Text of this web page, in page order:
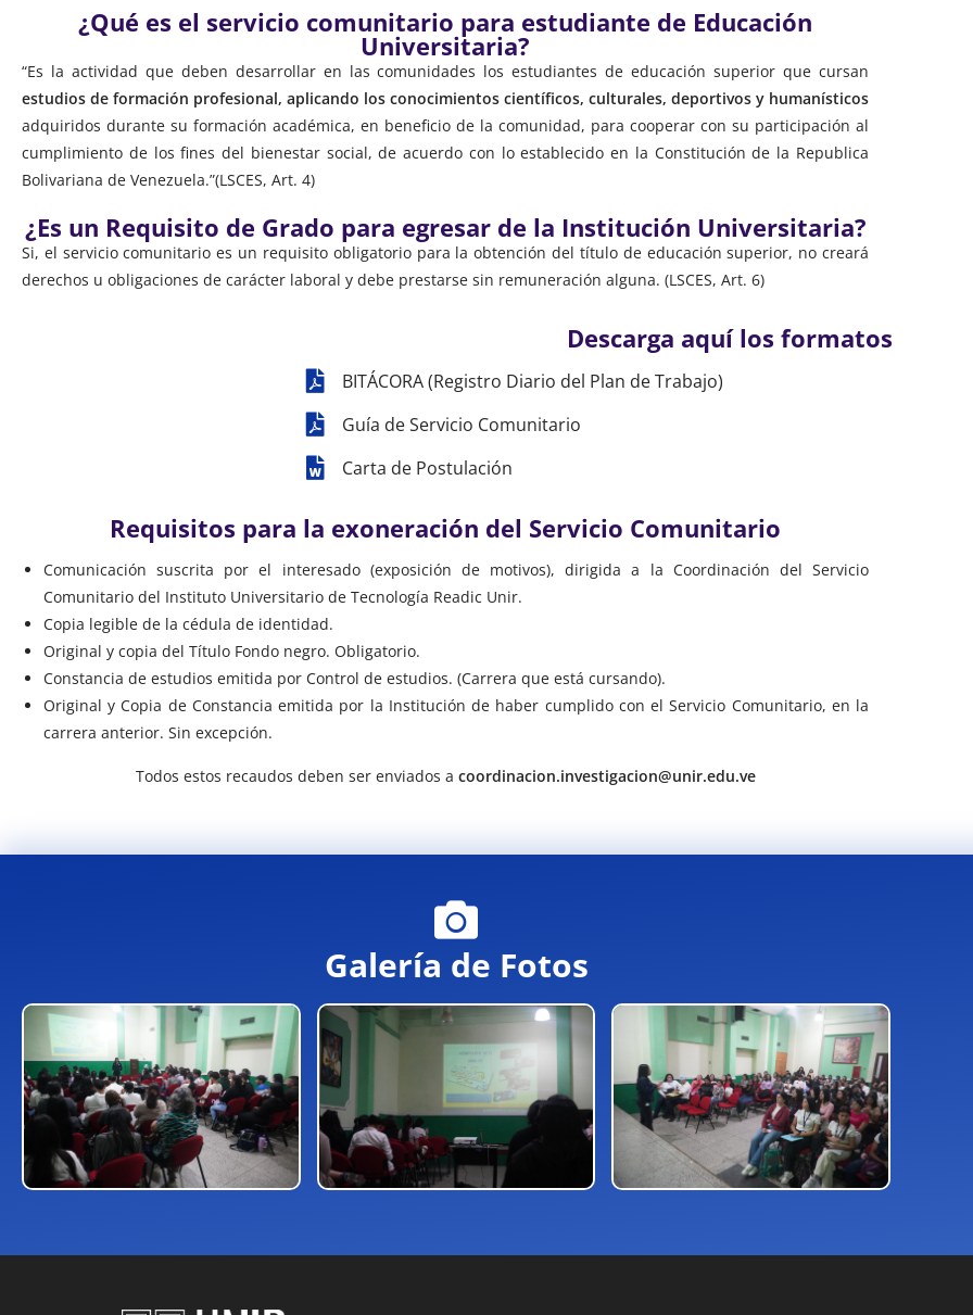
¿Qué es el servicio comunitario para estudiante de Educación
Universitaria?
“Es la actividad que deben desarrollar en las comunidades los estudiantes de educación superior que cursan
estudios de formación profesional, aplicando los conocimientos científicos, culturales, deportivos y humanísticos
adquiridos durante su formación académica, en beneficio de la comunidad, para cooperar con su participación al
cumplimiento de los fines del bienestar social, de acuerdo con lo establecido en la Constitución de la Republica
Bolivariana de Venezuela.”(LSCES, Art. 4)
¿Es un Requisito de Grado para egresar de la Institución Universitaria?
Si, el servicio comunitario es un requisito obligatorio para la obtención del título de educación superior, no creará
derechos u obligaciones de carácter laboral y debe prestarse sin remuneración alguna. (LSCES, Art. 6)
Descarga aquí los formatos
BITÁCORA (Registro Diario del Plan de Trabajo)
Guía de Servicio Comunitario
Carta de Postulación
Requisitos para la exoneración del Servicio Comunitario
Comunicación suscrita por el interesado (exposición de motivos), dirigida a la Coordinación del Servicio
Comunitario del Instituto Universitario de Tecnología Readic Unir.
Copia legible de la cédula de identidad.
Original y copia del Título Fondo negro. Obligatorio.
Constancia de estudios emitida por Control de estudios. (Carrera que está cursando).
Original y Copia de Constancia emitida por la Institución de haber cumplido con el Servicio Comunitario, en la
carrera anterior. Sin excepción.
Todos estos recaudos deben ser enviados a coordinacion.investigacion@unir.edu.ve
Galería de Fotos